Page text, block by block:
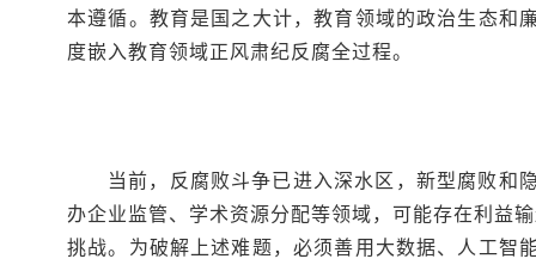
本遵循。教育是国之大计，教育领域的政治生态和
度嵌入教育领域正风肃纪反腐全过程。
当前，反腐败斗争已进入深水区，新型腐败和
办企业监管、学术资源分配等领域，可能存在利益
挑战。为破解上述难题，必须善用大数据、人工智